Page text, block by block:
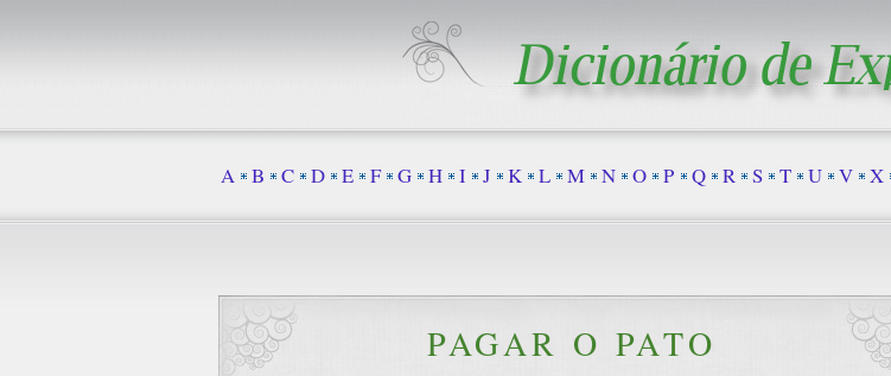
PAGAR O PATO
A B C D E F G H I J K L M N O P Q R S T U V X